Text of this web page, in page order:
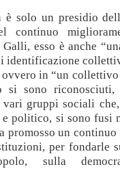
è solo un presidio
continuo
esso è anche
identificazione
ovvero in “un
sono riconosciuti,
gruppi sociali
politico, si sono fusi
promosso un continuo
per fondarle
sulla